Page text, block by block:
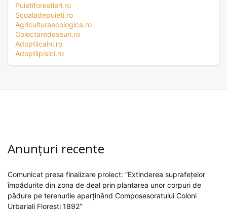
Puietiforestieri.ro
Scoaladepuieti.ro
Agriculturaecologica.ro
Colectaredeseuri.ro
Adoptiicaini.ro
Adoptiipisici.ro
Anunțuri recente
Comunicat presa finalizare proiect: ”Extinderea suprafețelor
împădurite din zona de deal prin plantarea unor corpuri de
pădure pe terenurile aparținând Composesoratului Coloni
Urbariali Florești 1892”